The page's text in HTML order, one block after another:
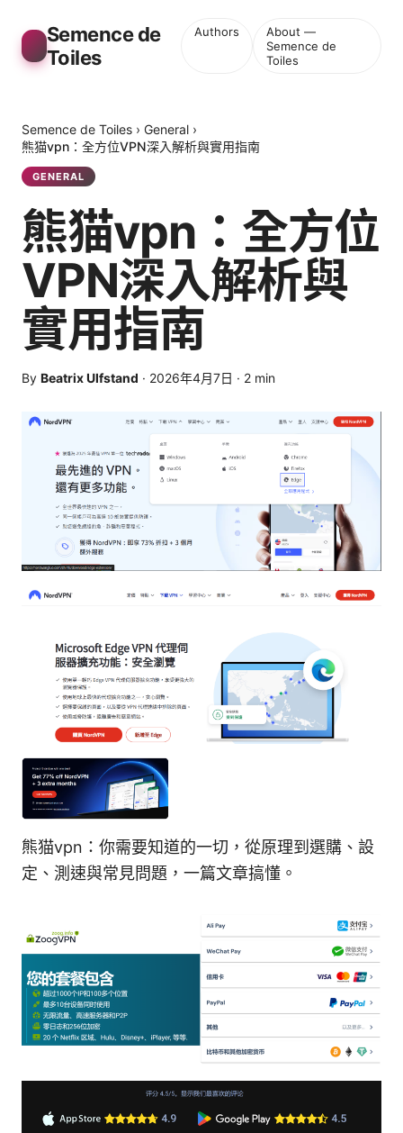
Semence de
Toiles
Authors
About —
Semence de
Toiles
Semence de Toiles › General ›
熊猫vpn：全方位VPN深入解析與實用指南
GENERAL
熊猫vpn：全方位
VPN深入解析與
實用指南
By Beatrix Ulfstand · 2026年4月7日 · 2 min
熊猫vpn：你需要知道的一切，從原理到選購、設
定、測速與常見問題，一篇文章搞懂。